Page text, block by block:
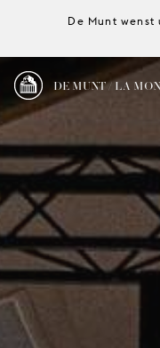
De Munt
DE MUNT / LA